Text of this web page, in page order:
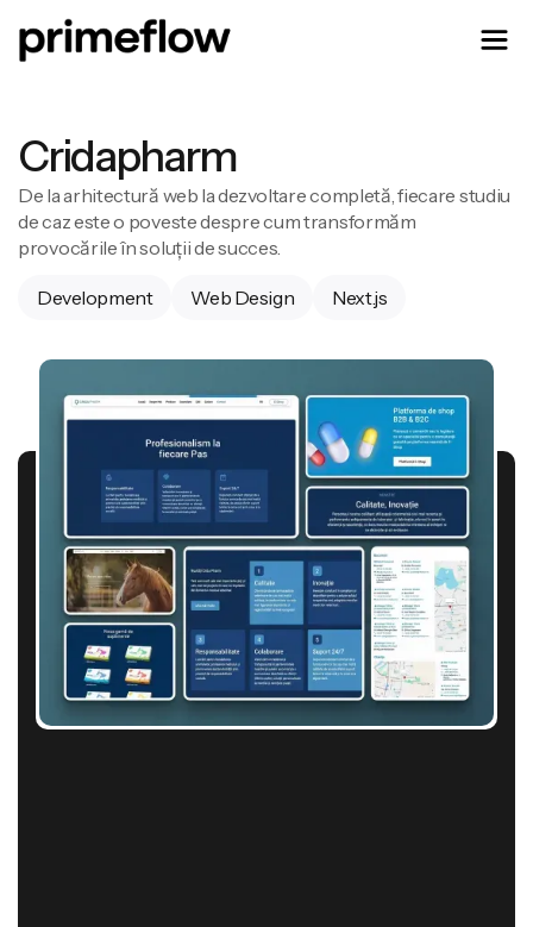
Cridapharm
De la arhitectură web la dezvoltare completă, fiecare studiu
de caz este o poveste despre cum transformăm
provocările în soluții de succes.
Development Web Design Next.js